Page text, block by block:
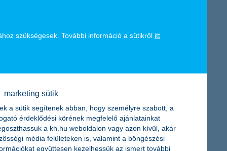
iskolásoknak szóló pénzügyi vetélkedőre készülve a
árfolyamok pedig újabb lendületet adhatnak idén a
a K&H Alapkezelő vezérigazgatója.
szükségesek. További információ a sütikről itt
marketing sütik
a sütik segítenek abban, hogy személyre szabott, a
érdeklődési körének megfelelő ajánlatainkat
a kh.hu weboldalon vagy azon kívül, akár
média felületeken is, valamint a böngészési
együttesen kezelhessük az ismert további